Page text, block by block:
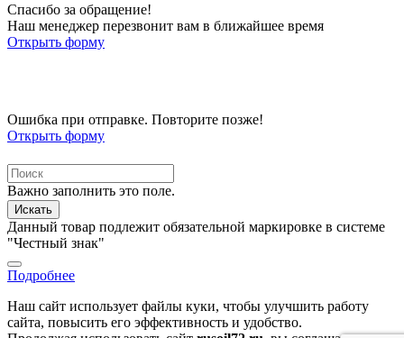
Спасибо за обращение!
Наш менеджер перезвонит вам в ближайшее время
Открыть форму
Ошибка при отправке. Повторите позже!
Открыть форму
Важно заполнить это поле.
Искать
Данный товар подлежит обязательной маркировке в системе
"Честный знак"
Подробнее
Наш сайт использует файлы куки, чтобы улучшить работу
сайта, повысить его эффективность и удобство.